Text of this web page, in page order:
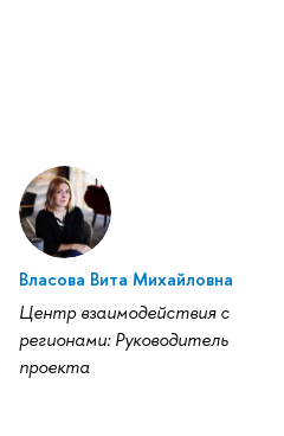
Власова Вита Михайловна
Центр взаимодействия с
регионами: Руководитель
проекта